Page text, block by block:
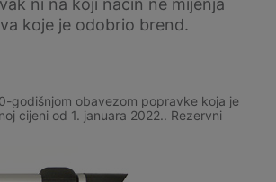
koje je odobrio brend.
godišnjom obavezom popravke koja je
cijeni od 1. januara 2022.. Rezervni